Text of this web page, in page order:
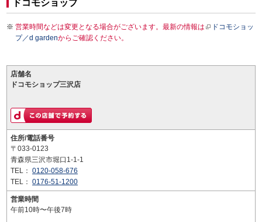
ドコモショップ
営業時間などは変更となる場合がございます。最新の情報は
ドコモショッ
プ／d gardenからご確認ください。
店舗名
ドコモショップ三沢店
住所/電話番号
〒033-0123
青森県三沢市堀口1-1-1
TEL： 0120-058-676
TEL： 0176-51-1200
営業時間
午前10時〜午後7時